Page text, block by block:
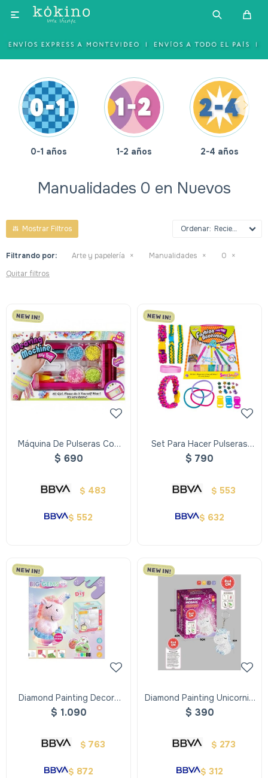

0-1 años 1-2 años 2-4 años
Manualidades 0 en Nuevos
Recientes
Filtrando por: Arte y papelería Manualidades
0
Quitar filtros
Máquina De Pulseras Con
Diseño
$ 690
$ 483
$ 552
Set Para Hacer Pulseras
Con Hilo
$ 790
$ 553
$ 632
Diamond Painting Decora
Tu Unicornio
$ 1.090
$ 763
$ 872
Diamond Painting Unicornio
Llavero
$ 390
$ 273
$ 312